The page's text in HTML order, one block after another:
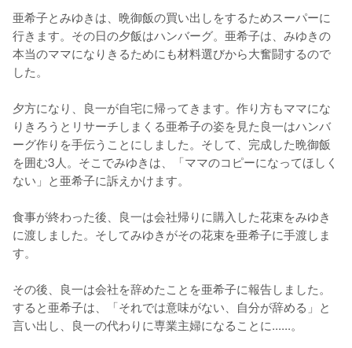
亜希子とみゆきは、晩御飯の買い出しをするためスーパーに
行きます。その日の夕飯はハンバーグ。亜希子は、みゆきの
本当のママになりきるためにも材料選びから大奮闘するので
した。
夕方になり、良一が自宅に帰ってきます。作り方もママにな
りきろうとリサーチしまくる亜希子の姿を見た良一はハンバ
ーグ作りを手伝うことにしました。そして、完成した晩御飯
を囲む3人。そこでみゆきは、「ママのコピーになってほしく
ない」と亜希子に訴えかけます。
食事が終わった後、良一は会社帰りに購入した花束をみゆき
に渡しました。そしてみゆきがその花束を亜希子に手渡しま
す。
その後、良一は会社を辞めたことを亜希子に報告しました。
すると亜希子は、「それでは意味がない、自分が辞める」と
言い出し、良一の代わりに専業主婦になることに......。